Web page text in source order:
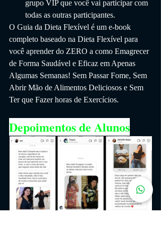
grupo VIP que você vai participar com
todas as outras participantes.
O Guia da Dieta Flexível é um e-book
completo baseado na Dieta Flexível para
você aprender do ZERO a como Emagrecer
de Forma Saudável e Eficaz em Apenas
Algumas Semanas! Sem Passar Fome, Sem
Abrir Mão de Alimentos Deliciosos e Sem
Ter que Fazer horas de Exercícios.
Depoimentos de Alunos